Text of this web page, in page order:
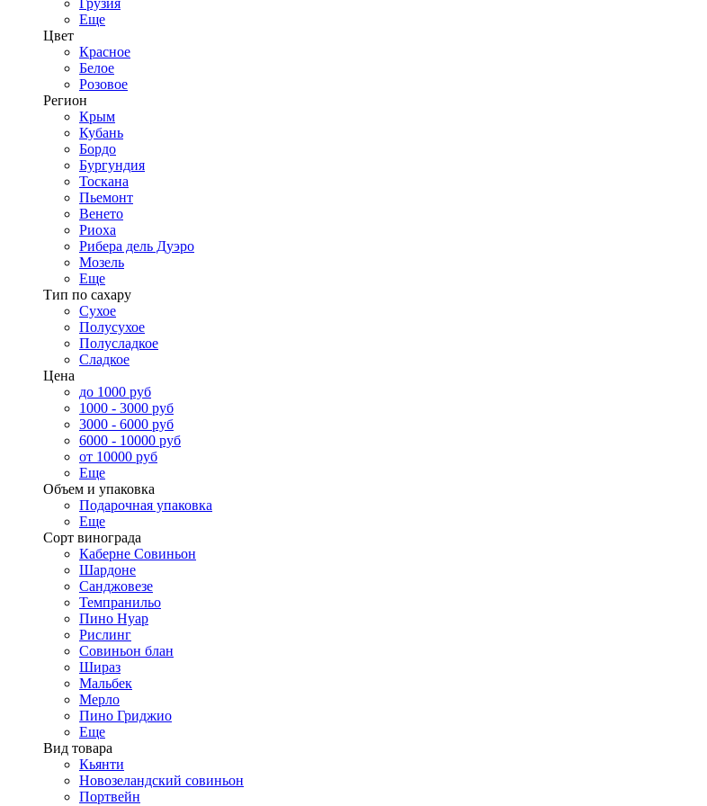
Грузия
Еще
Цвет
Красное
Белое
Розовое
Регион
Крым
Кубань
Бордо
Бургундия
Тоскана
Пьемонт
Венето
Риоха
Рибера дель Дуэро
Мозель
Еще
Тип по сахару
Сухое
Полусухое
Полусладкое
Сладкое
Цена
до 1000 руб
1000 - 3000 руб
3000 - 6000 руб
6000 - 10000 руб
от 10000 руб
Еще
Объем и упаковка
Подарочная упаковка
Еще
Сорт винограда
Каберне Совиньон
Шардоне
Санджовезе
Темпранильо
Пино Нуар
Рислинг
Совиньон блан
Шираз
Мальбек
Мерло
Пино Гриджио
Еще
Вид товара
Кьянти
Новозеландский совиньон
Портвейн